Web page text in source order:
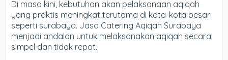
Di masa kini, kebutuhan akan pelaksanaan aqiqah
yang praktis meningkat terutama di kota-kota besar
seperti surabaya. Jasa Catering Aqiqah Surabaya
menjadi andalan untuk melaksanakan aqiqah secara
simpel dan tidak repot.